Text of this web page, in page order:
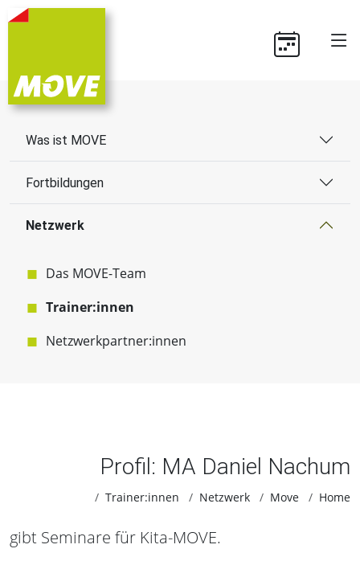
Was ist MOVE
Fortbildungen
Netzwerk
Das MOVE-Team
Trainer:innen
Netzwerkpartner:innen
Profil: MA Daniel Nachum
Trainer:innen Netzwerk Move Home
gibt Seminare für Kita-MOVE.